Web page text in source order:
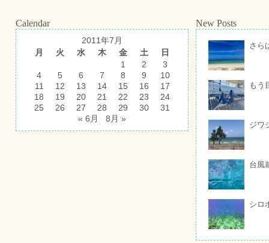
Calendar
2011年7月
月
火 水 木 金 土
日
1
2
3
4
5 6 7 8 9
10
11
12 13 14 15 16
17
18
19 20 21 22 23
24
25
26 27 28 29 30
31
« 6月
8月 »
New Posts
さら
もう
ジワ
台風
シロ